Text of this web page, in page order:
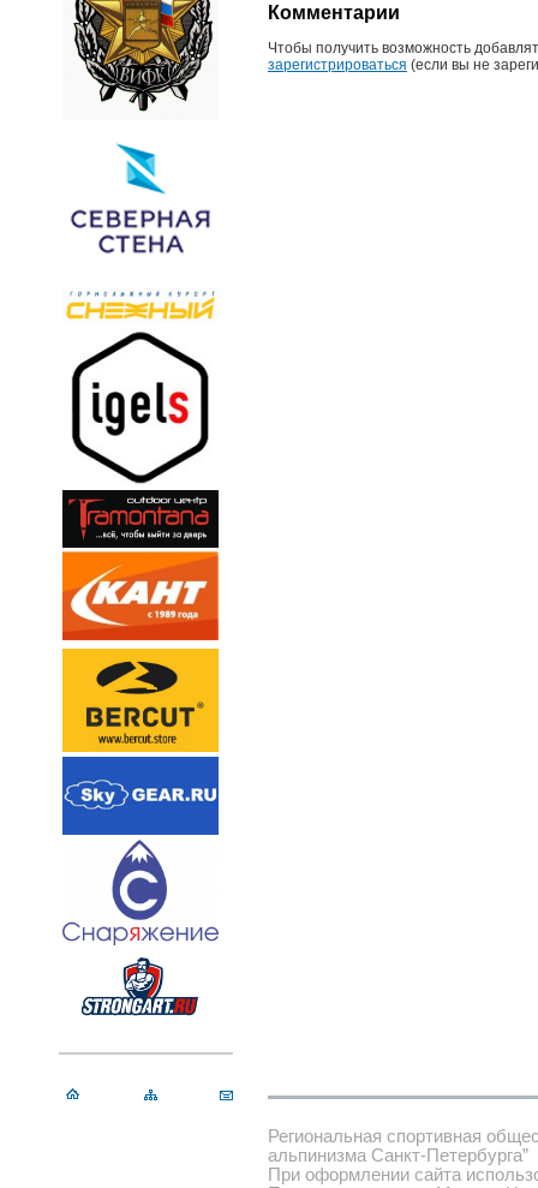
Комментарии
Чтобы получить возможность
зарегистрироваться (если вы не
Региональная спортивная
альпинизма Санкт-Петербурга”
При оформлении сайта